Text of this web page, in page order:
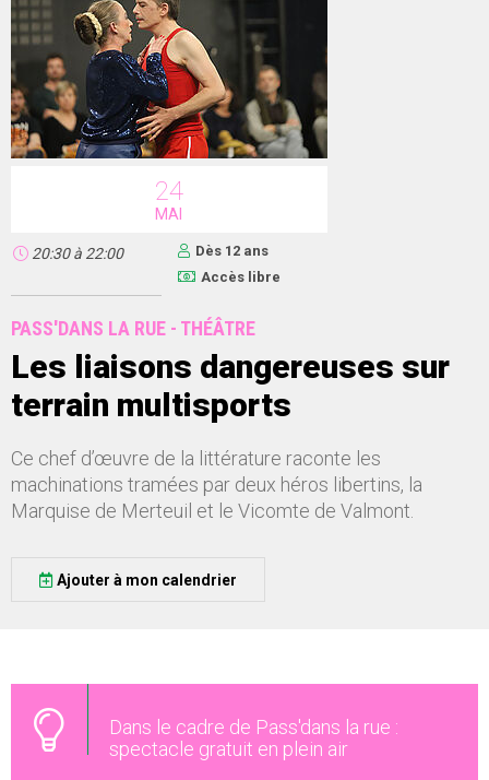
24
MAI
20:30à 22:00
Dès 12 ans
Accès libre
PASS'DANS LA RUE - THÉÂTRE
Les liaisons dangereuses sur
terrain multisports
Ce chef d’œuvre de la littérature raconte les
machinations tramées par deux héros libertins, la
Marquise de Merteuil et le Vicomte de Valmont.
Ajouter à mon calendrier
Dans le cadre de Pass'dans la rue :
spectacle gratuit en plein air